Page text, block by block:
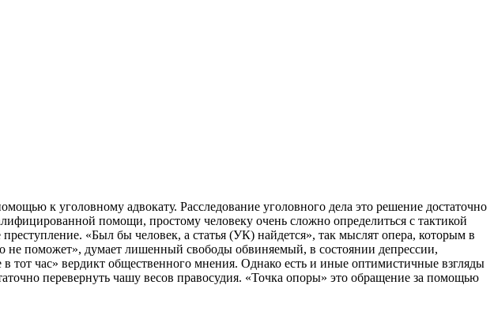
к уголовному адвокату. Расследование уголовного дела это решение достаточно
помощи, простому человеку очень сложно определиться с тактикой
«Был бы человек, а статья (УК) найдется», так мыслят опера, которым в
поможет», думает лишенный свободы обвиняемый, в состоянии депрессии,
тот час» вердикт общественного мнения. Однако есть и иные оптимистичные взгляды
перевернуть чашу весов правосудия. «Точка опоры» это обращение за помощью